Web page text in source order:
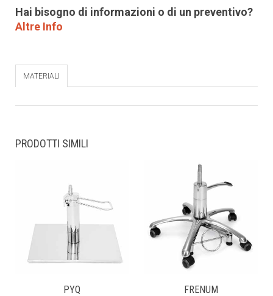
Hai bisogno di informazioni o di un preventivo?
Altre Info
MATERIALI
PRODOTTI SIMILI
PYQ FRENUM